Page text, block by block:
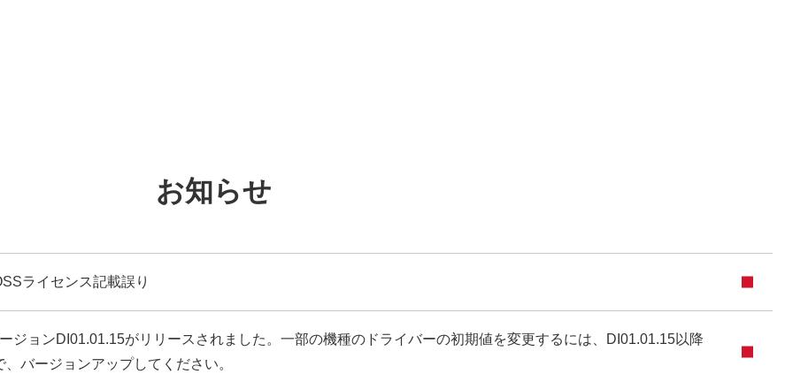
お知らせ
ライセンス記載誤り
ジョンDI01.01.15がリリースされました。一部の機種のドライバーの初期値を変更するには、DI01.01.15以降
バージョンアップしてください。